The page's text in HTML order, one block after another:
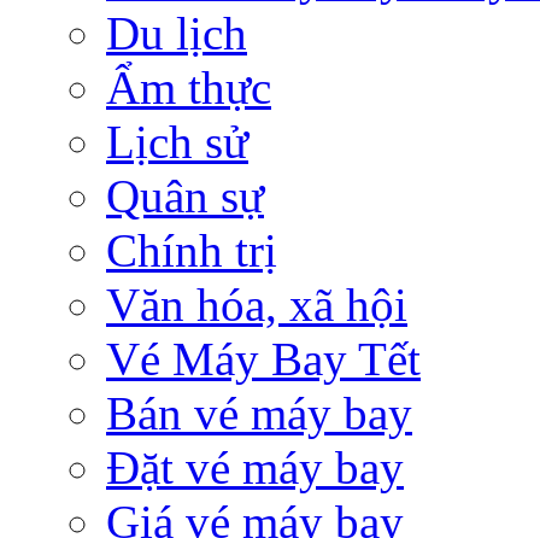
Du lịch
Ẩm thực
Lịch sử
Quân sự
Chính trị
Văn hóa, xã hội
Vé Máy Bay Tết
Bán vé máy bay
Đặt vé máy bay
Giá vé máy bay